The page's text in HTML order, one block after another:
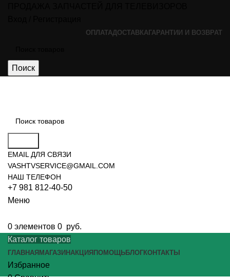
ОПЛАТАДОСТАВКА ГАРАНТИИ И ВОЗВРАТ
Поиск
EMAIL ДЛЯ СВЯЗИ
VASHTVSERVICE@GMAIL.COM
НАШ ТЕЛЕФОН
+7 981 812-40-50
Меню
0 элементов 0 руб.
Каталог товаров
ГЛАВНАЯ МАГАЗИНАКЦИЯ ПОМОЩЬ БЛОГ КОНТАКТЫ
Избранное